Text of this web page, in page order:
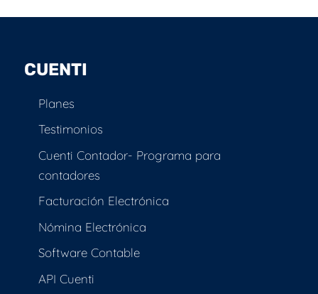
CUENTI
Planes
Testimonios
Cuenti Contador- Programa para
contadores
Facturación Electrónica
Nómina Electrónica
Software Contable
API Cuenti